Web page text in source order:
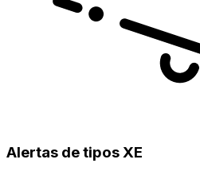
Alertas de tipos XE